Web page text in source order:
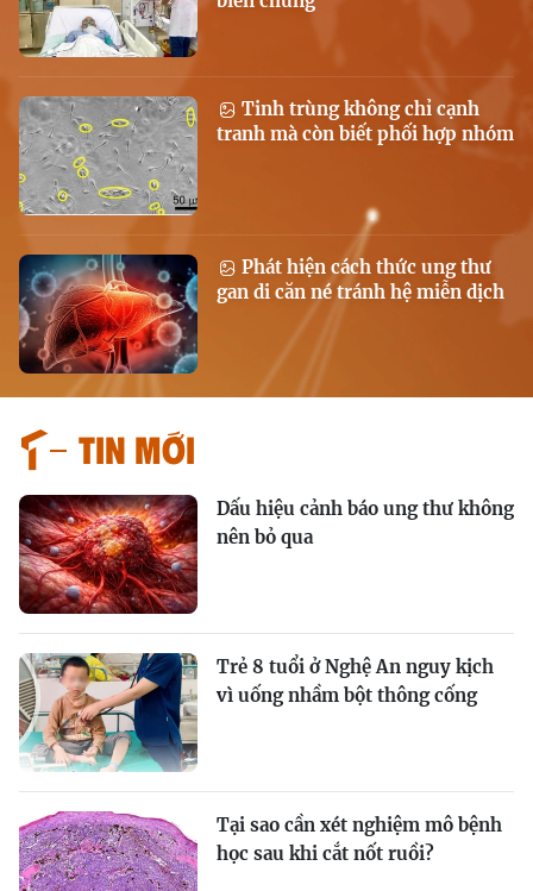
Tinh trùng không chỉ cạnh
tranh mà còn biết phối hợp nhóm
Phát hiện cách thức ung thư
gan di căn né tránh hệ miễn dịch
Tin mới
Dấu hiệu cảnh báo ung thư không
nên bỏ qua
Trẻ 8 tuổi ở Nghệ An nguy kịch
vì uống nhầm bột thông cống
Tại sao cần xét nghiệm mô bệnh
học sau khi cắt nốt ruồi?